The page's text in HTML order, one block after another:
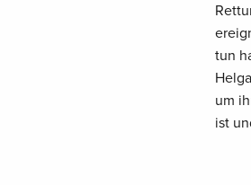
tun
um
ist